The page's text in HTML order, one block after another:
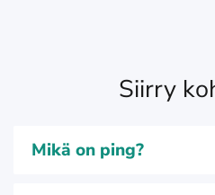
Siirry
Mikä on ping?